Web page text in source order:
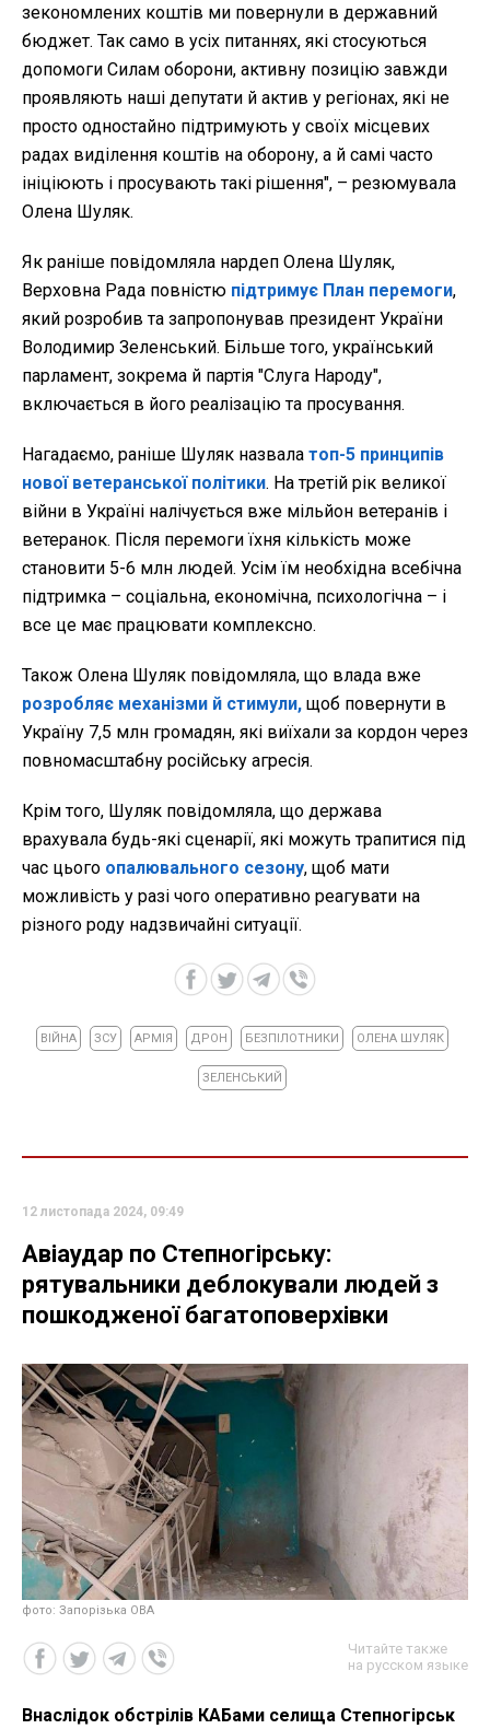
зекономлених коштів ми повернули в державний
бюджет. Так само в усіх питаннях, які стосуються
допомоги Силам оборони, активну позицію завжди
проявляють наші депутати й актив у регіонах, які не
просто одностайно підтримують у своїх місцевих
радах виділення коштів на оборону, а й самі часто
ініціюють і просувають такі рішення", – резюмувала
Олена Шуляк.
Як раніше повідомляла нардеп Олена Шуляк,
Верховна Рада повністю підтримує План перемоги,
який розробив та запропонував президент України
Володимир Зеленський. Більше того, український
парламент, зокрема й партія "Слуга Народу",
включається в його реалізацію та просування.
Нагадаємо, раніше Шуляк назвала топ-5 принципів
нової ветеранської політики. На третій рік великої
війни в Україні налічується вже мільйон ветеранів і
ветеранок. Після перемоги їхня кількість може
становити 5-6 млн людей. Усім їм необхідна всебічна
підтримка – соціальна, економічна, психологічна – і
все це має працювати комплексно.
Також Олена Шуляк повідомляла, що влада вже
розробляє механізми й стимули, щоб повернути в
Україну 7,5 млн громадян, які виїхали за кордон через
повномасштабну російську агресія.
Крім того, Шуляк повідомляла, що держава
врахувала будь-які сценарії, які можуть трапитися під
час цього опалювального сезону, щоб мати
можливість у разі чого оперативно реагувати на
різного роду надзвичайні ситуації.
ВІЙНА ЗСУ АРМІЯ ДРОН БЕЗПІЛОТНИКИ ОЛЕНА ШУЛЯК
ЗЕЛЕНСЬКИЙ
12 листопада 2024, 09:49
Авіаудар по Степногірську:
рятувальники деблокували людей з
пошкодженої багатоповерхівки
фото: Запорізька ОВА
Читайте также
на русском языке
Внаслідок обстрілів КАБами селища Степногірськ